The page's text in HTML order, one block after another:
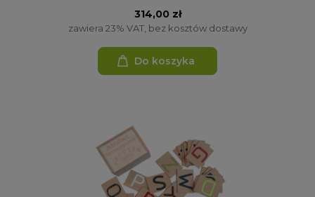
314,00 zł
zawiera 23% VAT, bez kosztów dostawy
Do koszyka